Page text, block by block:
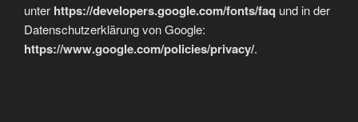
unter https://developers.google.com/fonts/faq und in der
Datenschutzerklärung von Google:
https://www.google.com/policies/privacy/.